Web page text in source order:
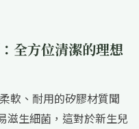
全方位清潔的理想
軟、耐用的矽膠材質聞
滋生細菌，這對於新生兒